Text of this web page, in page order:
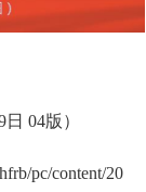
04版）
pc/content/20